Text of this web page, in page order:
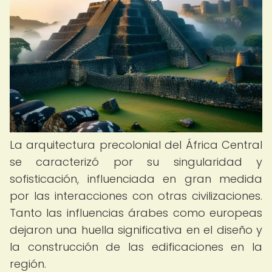
La arquitectura precolonial del África Central
se caracterizó por su singularidad y
sofisticación, influenciada en gran medida
por las interacciones con otras civilizaciones.
Tanto las influencias árabes como europeas
dejaron una huella significativa en el diseño y
la construcción de las edificaciones en la
región.